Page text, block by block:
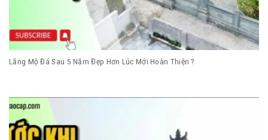
Lăng Mộ Đá Sau 5 Năm Đẹp Hơn Lúc Mới Hoàn Thiện ?